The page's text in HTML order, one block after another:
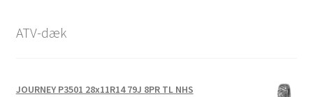
ATV-dæk
JOURNEY P3501 28x11R14 79J 8PR TL NHS